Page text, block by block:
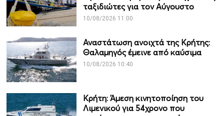
ταξιδιώτες για τον Αύγουστο
10/08/2026 11:00
Αναστάτωση ανοιχτά της Κρήτης:
Θαλαμηγός έμεινε από καύσιμα
10/08/2026 10:40
Κρήτη: Άμεση κινητοποίηση του
Λιμενικού για 54χρονο που